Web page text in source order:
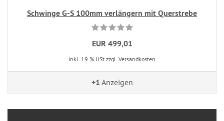
Schwinge G-S 100mm verlängern mit Querstrebe
EUR 499,01
inkl. 19 % USt zzgl. Versandkosten
+1 Anzeigen